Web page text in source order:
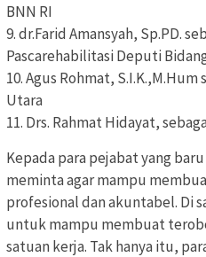
BNN RI
9. dr.Farid Amansyah, Sp.PD.
Pascarehabilitasi Deputi
10. Agus Rohmat,
Utara
11. Drs. Rahmat Hidayat,
Kepada para pejabat yang
meminta agar mampu
profesional dan akuntabel. Di
untuk mampu membuat
satuan kerja. Tak hanya itu,